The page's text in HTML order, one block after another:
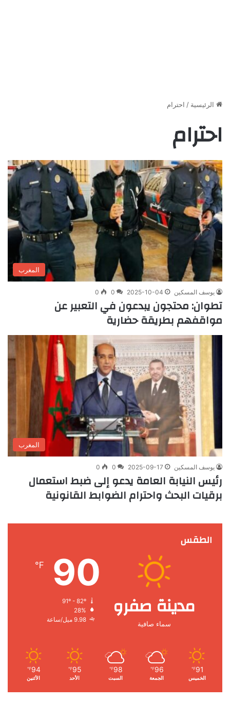
الرئيسية / احترام
احترام
المغرب
يوسف المسكين 2025-10-04
0
0
تطوان: محتجون يبدعون في التعبير عن
مواقفهم بطريقة حضارية
المغرب
يوسف المسكين 2025-09-17
0
0
رئيس النيابة العامة يدعو إلى ضبط استعمال
برقيات البحث واحترام الضوابط القانونية
الطقس
مدينة صفرو
سماء صافية
90
℉
28%
9.98 ميل/ساعة
91
℉
الخميس
96
℉
الجمعة
98
℉
السبت
95
℉
الأحد
94
℉
الأثنين